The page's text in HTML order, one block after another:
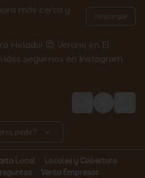
más cerca y
Descargar
Helado! 😍 Verano en El
seguirnos en Instagram
Login
pedir?
Local
Locales y Cobertura
Venta Empresas